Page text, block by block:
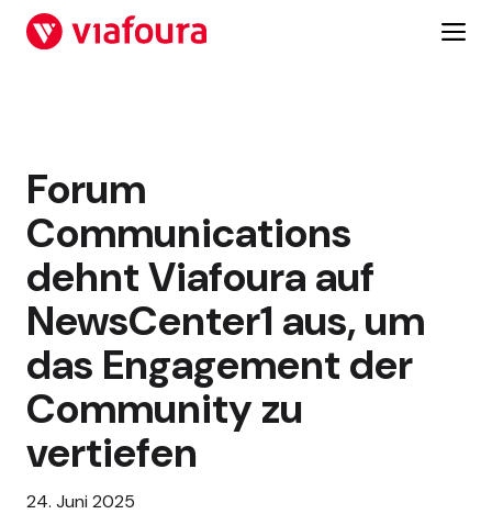
Inhalt
Forum
Communications
dehnt Viafoura auf
NewsCenter1 aus, um
das Engagement der
Community zu
vertiefen
24. Juni 2025